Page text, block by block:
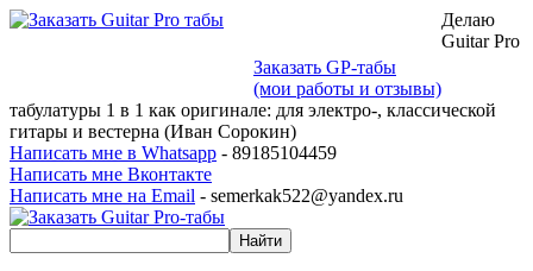
Заказать GP-табы
(мои работы и отзывы)
Делаю
Guitar Pro
табулатуры 1 в 1 как оригинале: для электро-, классической
гитары и вестерна (Иван Сорокин)
Написать мне в Whatsapp - 89185104459
Написать мне Вконтакте
Написать мне на Email - semerkak522@yandex.ru